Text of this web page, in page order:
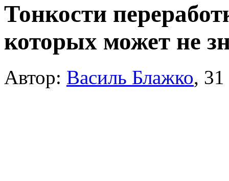
Тонкости
которых может не
Автор: Василь Блажко,